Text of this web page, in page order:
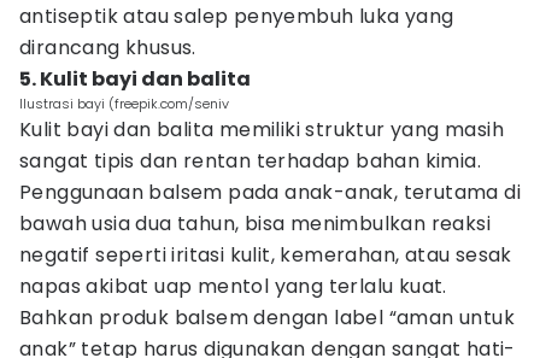
antiseptik atau salep penyembuh luka yang
dirancang khusus.
5. Kulit bayi dan balita
llustrasi bayi (freepik.com/seniv
Kulit bayi dan balita memiliki struktur yang masih
sangat tipis dan rentan terhadap bahan kimia.
Penggunaan balsem pada anak-anak, terutama di
bawah usia dua tahun, bisa menimbulkan reaksi
negatif seperti iritasi kulit, kemerahan, atau sesak
napas akibat uap mentol yang terlalu kuat.
Bahkan produk balsem dengan label “aman untuk
anak” tetap harus digunakan dengan sangat hati-